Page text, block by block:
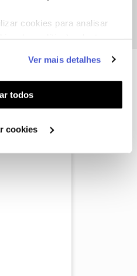
cookies para analisar
personalização e
aos seus interesses
Pode gerir a
em "Configurar
Ver mais detalhes
todos
cookies
julho